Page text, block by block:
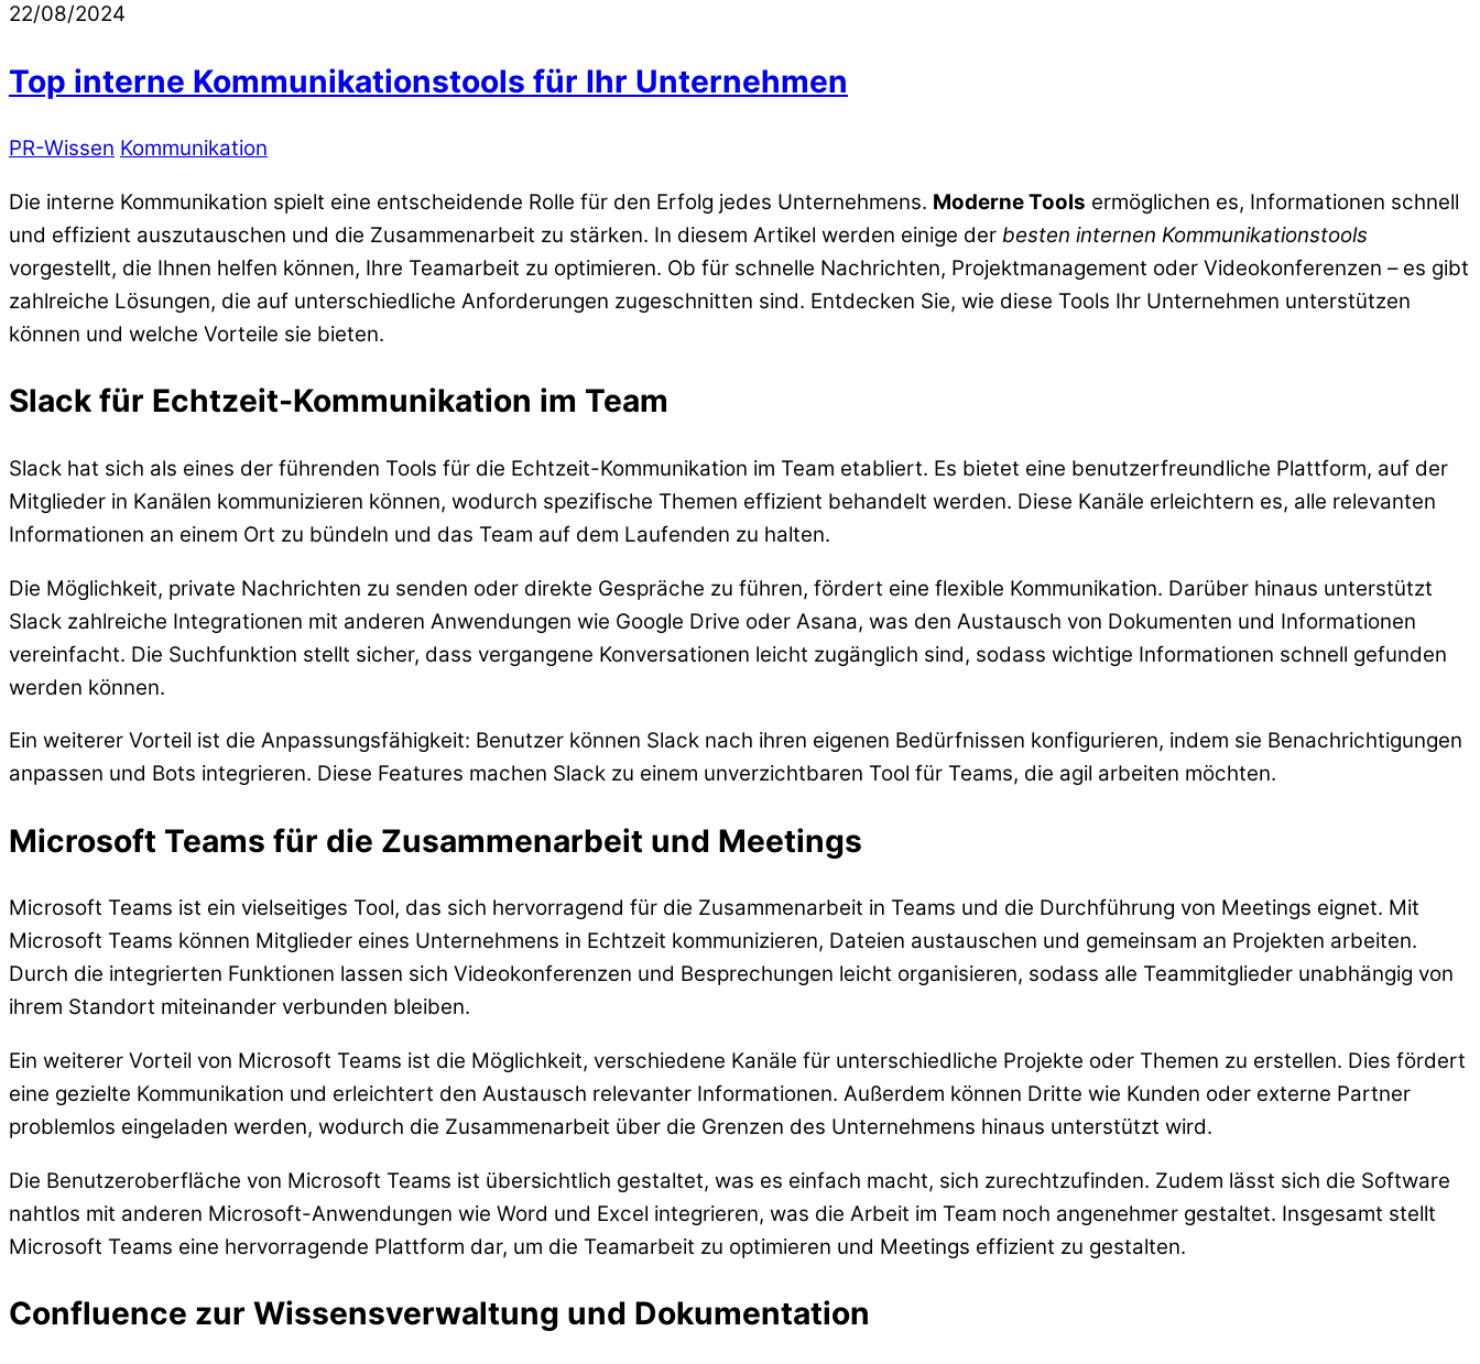
22/08/2024
Top interne Kommunikationstools für Ihr Unternehmen
PR-Wissen Kommunikation
Die interne Kommunikation spielt eine entscheidende Rolle für den Erfolg jedes Unternehmens. Moderne Tools ermöglichen es, Informationen schnell
und effizient auszutauschen und die Zusammenarbeit zu stärken. In diesem Artikel werden einige der besten internen Kommunikationstools
vorgestellt, die Ihnen helfen können, Ihre Teamarbeit zu optimieren. Ob für schnelle Nachrichten, Projektmanagement oder Videokonferenzen – es gibt
zahlreiche Lösungen, die auf unterschiedliche Anforderungen zugeschnitten sind. Entdecken Sie, wie diese Tools Ihr Unternehmen unterstützen
können und welche Vorteile sie bieten.
Slack für Echtzeit-Kommunikation im Team
Slack hat sich als eines der führenden Tools für die Echtzeit-Kommunikation im Team etabliert. Es bietet eine benutzerfreundliche Plattform, auf der
Mitglieder in Kanälen kommunizieren können, wodurch spezifische Themen effizient behandelt werden. Diese Kanäle erleichtern es, alle relevanten
Informationen an einem Ort zu bündeln und das Team auf dem Laufenden zu halten.
Die Möglichkeit, private Nachrichten zu senden oder direkte Gespräche zu führen, fördert eine flexible Kommunikation. Darüber hinaus unterstützt
Slack zahlreiche Integrationen mit anderen Anwendungen wie Google Drive oder Asana, was den Austausch von Dokumenten und Informationen
vereinfacht. Die Suchfunktion stellt sicher, dass vergangene Konversationen leicht zugänglich sind, sodass wichtige Informationen schnell gefunden
werden können.
Ein weiterer Vorteil ist die Anpassungsfähigkeit: Benutzer können Slack nach ihren eigenen Bedürfnissen konfigurieren, indem sie Benachrichtigungen
anpassen und Bots integrieren. Diese Features machen Slack zu einem unverzichtbaren Tool für Teams, die agil arbeiten möchten.
Microsoft Teams für die Zusammenarbeit und Meetings
Microsoft Teams ist ein vielseitiges Tool, das sich hervorragend für die Zusammenarbeit in Teams und die Durchführung von Meetings eignet. Mit
Microsoft Teams können Mitglieder eines Unternehmens in Echtzeit kommunizieren, Dateien austauschen und gemeinsam an Projekten arbeiten.
Durch die integrierten Funktionen lassen sich Videokonferenzen und Besprechungen leicht organisieren, sodass alle Teammitglieder unabhängig von
ihrem Standort miteinander verbunden bleiben.
Ein weiterer Vorteil von Microsoft Teams ist die Möglichkeit, verschiedene Kanäle für unterschiedliche Projekte oder Themen zu erstellen. Dies fördert
eine gezielte Kommunikation und erleichtert den Austausch relevanter Informationen. Außerdem können Dritte wie Kunden oder externe Partner
problemlos eingeladen werden, wodurch die Zusammenarbeit über die Grenzen des Unternehmens hinaus unterstützt wird.
Die Benutzeroberfläche von Microsoft Teams ist übersichtlich gestaltet, was es einfach macht, sich zurechtzufinden. Zudem lässt sich die Software
nahtlos mit anderen Microsoft-Anwendungen wie Word und Excel integrieren, was die Arbeit im Team noch angenehmer gestaltet. Insgesamt stellt
Microsoft Teams eine hervorragende Plattform dar, um die Teamarbeit zu optimieren und Meetings effizient zu gestalten.
Confluence zur Wissensverwaltung und Dokumentation